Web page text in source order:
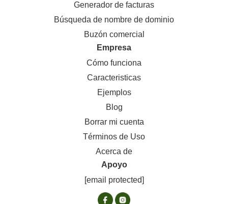
Generador de facturas
Búsqueda de nombre de dominio
Buzón comercial
Empresa
Cómo funciona
Caracteristicas
Ejemplos
Blog
Borrar mi cuenta
Términos de Uso
Acerca de
Apoyo
[email protected]